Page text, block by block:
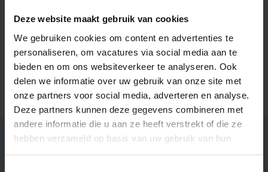
Deze website maakt gebruik van cookies
We gebruiken cookies om content en advertenties te
personaliseren, om vacatures via social media aan te
bieden en om ons websiteverkeer te analyseren. Ook
delen we informatie over uw gebruik van onze site met
onze partners voor social media, adverteren en analyse.
Deze partners kunnen deze gegevens combineren met
andere informatie die u aan ze heeft verstrekt of die ze
hebben verzameld op basis van uw gebruik van hun
Meer informatie over Döhler?
Bezoek de website
Stad Regio